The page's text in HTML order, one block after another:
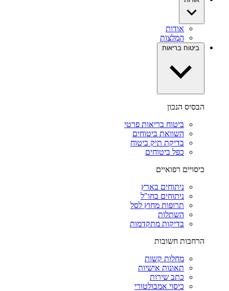
אודות
המלצות
ביטוח בריאות
הבסיס הנכון
ביטוח בריאות פרטי
השוואת ביטוחים
בדיקת תיק ביטוח
כפל ביטוחים
כיסויים רפואיים
ניתוחים בארץ
ניתוחים בחו"ל
תרופות מחוץ לסל
השתלות
בדיקות מתקדמות
הרחבות חשובות
מחלות קשות
תאונות אישיות
כתב שירות
כיסוי אמבולטורי